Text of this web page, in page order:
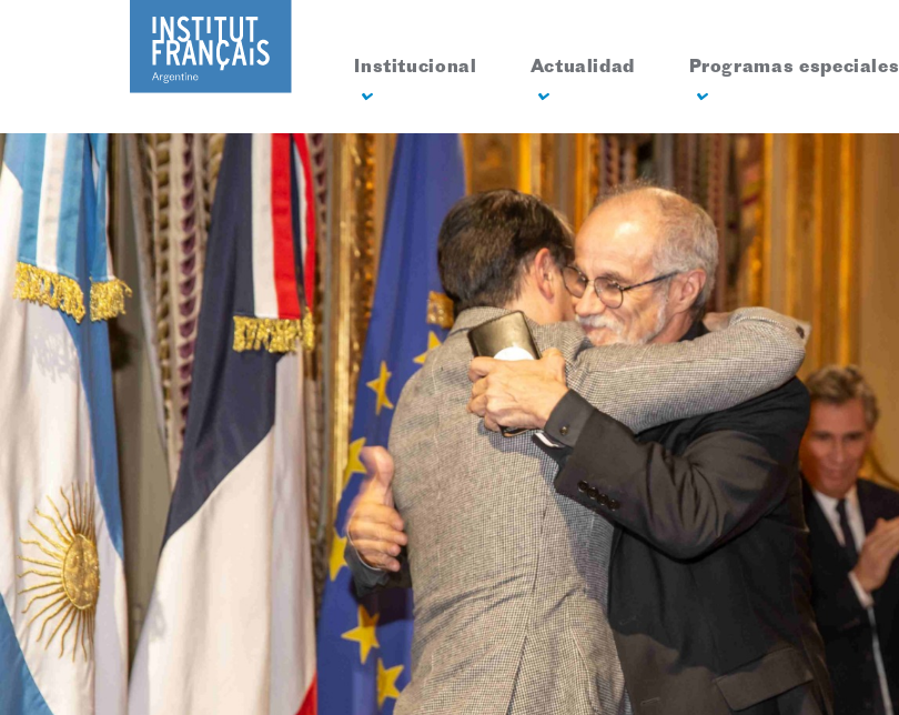
Institucional Actualidad Programas especiales